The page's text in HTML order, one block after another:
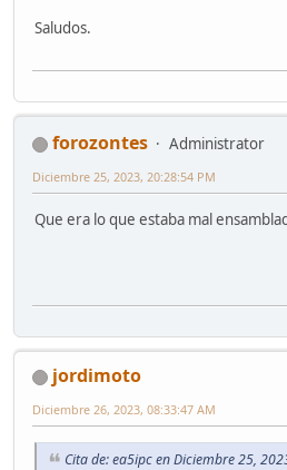
Saludos.
forozontes
Administrator
Diciembre 25, 2023, 20:28:54 PM
Que era lo que estaba mal
jordimoto
Diciembre 26, 2023, 08:33:47 AM
Cita de: ea5ipc en Diciembre 25,